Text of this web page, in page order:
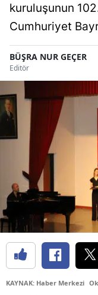
kuruluşunun
Cumhuriyet
BÜŞRA NUR GEÇER
Editör
KAYNAK: Haber Merkezi